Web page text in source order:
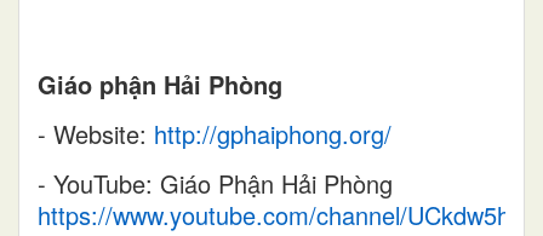
Giáo phận Hải Phòng
- Website: http://gphaiphong.org/
- YouTube: Giáo Phận Hải Phòng
https://www.youtube.com/channel/